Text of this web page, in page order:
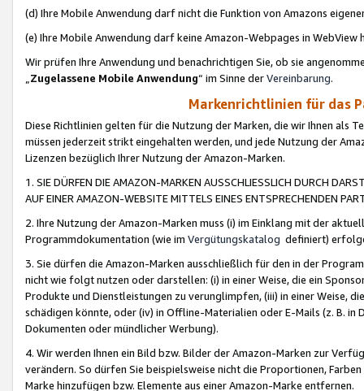
(d) Ihre Mobile Anwendung darf nicht die Funktion von Amazons
(e) Ihre Mobile Anwendung darf keine Amazon-Webpages in WebView
Wir prüfen Ihre Anwendung und benachrichtigen Sie, ob sie
„Zugelassene Mobile Anwendung“ im Sinne derVereinbarung.
Markenrichtlinien für das
Diese Richtlinien gelten für die Nutzung der Marken, die wir Ihnen als
müssen jederzeit strikt eingehalten werden, und jede Nutzung der
Lizenzen bezüglich Ihrer Nutzung der Amazon-Marken.
1. SIE DÜRFEN DIE AMAZON-MARKEN AUSSCHLIESSLICH DURCH
AUF EINER AMAZON-WEBSITE MITTELS EINES ENTSPRECHENDEN
2. Ihre Nutzung der Amazon-Marken muss (i) im Einklang mit der
Programmdokumentation (wie im Vergütungskatalog definiert)
3. Sie dürfen die Amazon-Marken ausschließlich für den in der
nicht wie folgt nutzen oder darstellen: (i) in einer Weise, die ein
Produkte und Dienstleistungen zu verunglimpfen, (iii) in einer Weise,
schädigen könnte, oder (iv) in Offline-Materialien oder E-Mails (z. B. in
Dokumenten oder mündlicher Werbung).
4. Wir werden Ihnen ein Bild bzw. Bilder der Amazon-Marken zur
verändern. So dürfen Sie beispielsweise nicht die Proportionen,
Marke hinzufügen bzw. Elemente aus einer Amazon-Marke entfernen.